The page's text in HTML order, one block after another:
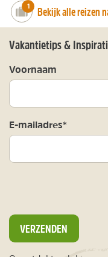
number_of_trips:
1 Bekijk alle reizen
Vakantietips &
Voornaam
E-mailadres*
VERZENDEN